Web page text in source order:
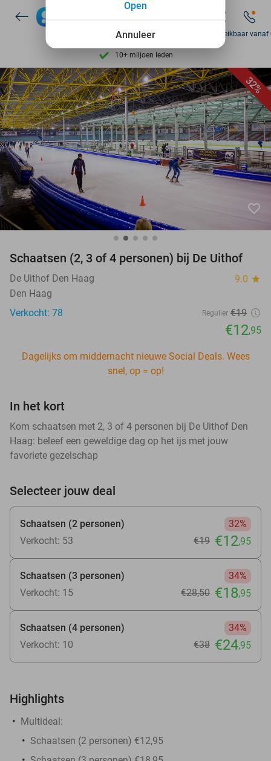
Ontdek 15.000+ deals
7 dagen per week beschikbaar
10+ miljoen leden
9,4 op basis van206.233 reviews
Ontdek 15.000+ deals
7 dagen per week beschikbaar
10+ miljoen leden
Zo bereikbaar
32%
favorite_border
Schaatsen (2, 3 of 4 personen) bij De Uithof
De Uithof Den Haag 9.0 star
Den Haag
Verkocht: 78
Regulier €19
€12,95
Dagelijks om middernacht nieuwe Social Deals. Wees
snel, op = op!
In het kort
Kom schaatsen met 2, 3 of 4 personen bij De Uithof Den
Haag: beleef een geweldige dag op het ijs met jouw
favoriete gezelschap
Selecteer jouw deal
Schaatsen (2 personen)
32%
Verkocht: 53
€19 €12,95
Schaatsen (3 personen)
34%
Verkocht: 15
€28,50 €18,95
Schaatsen (4 personen)
34%
Verkocht: 10
€38 €24,95
Highlights
Multideal:
Schaatsen (2 personen) €12,95
Annuleer
Open